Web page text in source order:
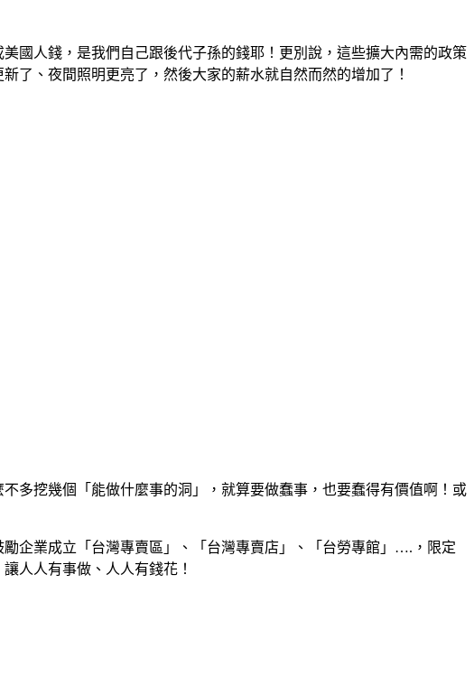
國人錢，是我們自己跟後代子孫的錢耶！更別說，這些擴大內需的政策
了、夜間照明更亮了，然後大家的薪水就自然而然的增加了！
多挖幾個「能做什麼事的洞」，就算要做蠢事，也要蠢得有價值啊！或
企業成立「台灣專賣區」、「台灣專賣店」、「台勞專館」….，限定
人人有事做、人人有錢花！